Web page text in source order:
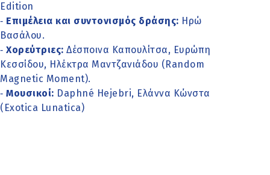
Edition
- Επιμέλεια και συντονισμός δράσης: Ηρώ
Βασάλου.
- Χορεύτριες: Δέσποινα Καπουλίτσα, Ευρώπη
Κεσσίδου, Ηλέκτρα Μαντζανιάδου (Random
Magnetic Moment).
- Μουσικοί: Daphné Hejebri, Ελάννα Κώνστα
(Exotica Lunatica)